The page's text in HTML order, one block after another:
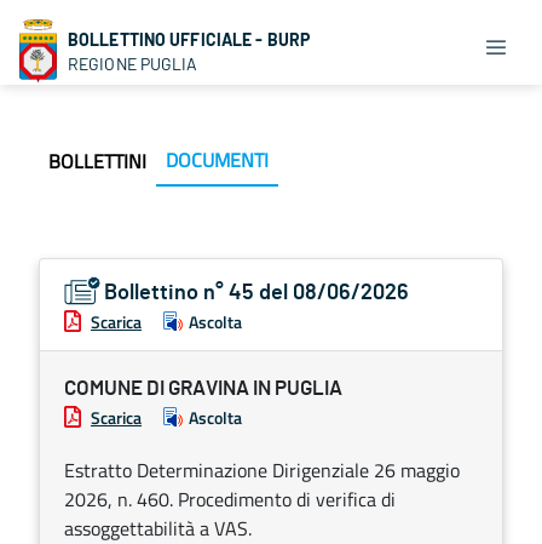
BOLLETTINO UFFICIALE - BURP
REGIONE PUGLIA
BOLLETTINI DOCUMENTI
Bollettino n° 45 del 08/06/2026
Scarica Ascolta
COMUNE DI GRAVINA IN PUGLIA
Scarica Ascolta
Estratto Determinazione Dirigenziale 26 maggio
2026, n. 460. Procedimento di verifica di
assoggettabilità a VAS.